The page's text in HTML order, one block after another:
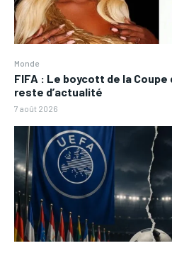
Monde
FIFA : Le boycott de la Coupe
reste d’actualité
7 août 2026